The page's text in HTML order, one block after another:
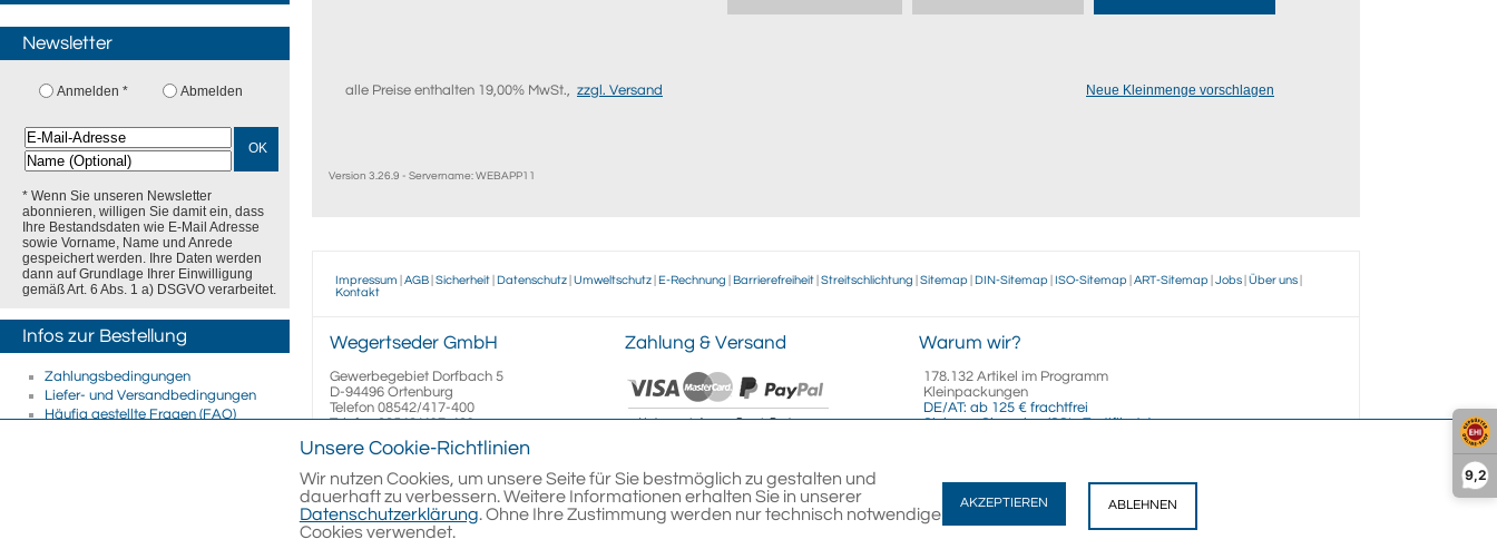
9,2
Newsletter
Anmelden * Abmelden
OK
* Wenn Sie unseren Newsletter
abonnieren, willigen Sie damit ein, dass
Ihre Bestandsdaten wie E-Mail Adresse
sowie Vorname, Name und Anrede
gespeichert werden. Ihre Daten werden
dann auf Grundlage Ihrer Einwilligung
gemäß Art. 6 Abs. 1 a) DSGVO verarbeitet.
Infos zur Bestellung
Zahlungsbedingungen
Liefer- und Versandbedingungen
Häufig gestellte Fragen (FAQ)
alle Preise enthalten 19,00% MwSt., zzgl. Versand Neue Kleinmenge vorschlagen
Version 3.26.9 - Servername: WEBAPP11
Impressum AGB Sicherheit Datenschutz Umweltschutz E-Rechnung Barrierefreiheit Streitschlichtung Sitemap DIN-Sitemap ISO-Sitemap ART-Sitemap Jobs Über uns
Kontakt
Wegertseder GmbH
Gewerbegebiet Dorfbach 5
D-94496 Ortenburg
Telefon 08542/417-400
Telefax08542/417-401
E-Mailinfo@wegertseder.com
Zahlung & Versand Warum wir?
178.132 Artikel im Programm
Kleinpackungen
DE/AT: ab 125 € frachtfrei
Sicheres Shopping (SSL, Zertifikate)
Unsere Cookie-Richtlinien
Wir nutzen Cookies, um unsere Seite für Sie bestmöglich zu gestalten und
dauerhaft zu verbessern. Weitere Informationen erhalten Sie in unserer
Datenschutzerklärung. Ohne Ihre Zustimmung werden nur technisch notwendige
Cookies verwendet.
AKZEPTIEREN ABLEHNEN